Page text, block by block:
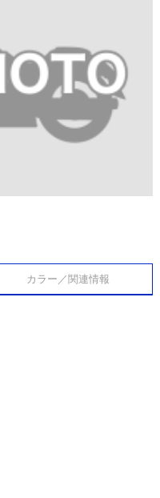
カラー／関連情報